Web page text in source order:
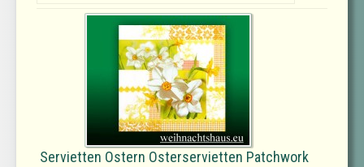
Servietten Ostern Osterservietten Patchwork